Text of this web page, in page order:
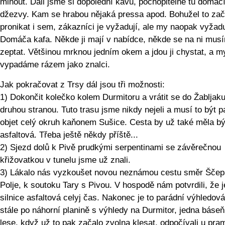
džezvy. Kam se hrabou nějaká pressa apod. Bohužel to
pronikat i sem, zákazníci je vyžadují, ale my naopak
Domáča kafa. Někde ji mají v nabídce, někde se na ni
zeptat. Většinou mrknou jedním okem a jdou ji chystat, a
vypadáme rázem jako znalci.
Jak pokračovat z Trsy dál jsou tři možnosti:
1) Dokončit kolečko kolem Durmitoru a vrátit se do Žabljaku
druhou stranou. Tuto trasu jsme nikdy nejeli a musí to být
objet celý okruh kaňonem Sušice. Cesta by už také měla
asfaltová. Třeba ještě někdy příště...
2) Sjezd dolů k Pivě prudkými serpentinami se závěrečnou
křižovatkou v tunelu jsme už znali.
3) Lákalo nás vyzkoušet novou neznámou cestu směr
Polje, k soutoku Tary s Pivou. V hospodě nám potvrdili, že
silnice asfaltová celyj čas. Nakonec je to parádní
stále po náhorní planině s výhledy na Durmitor, jedna
lese, když už to pak začalo zvolna klesat, odpočívali u